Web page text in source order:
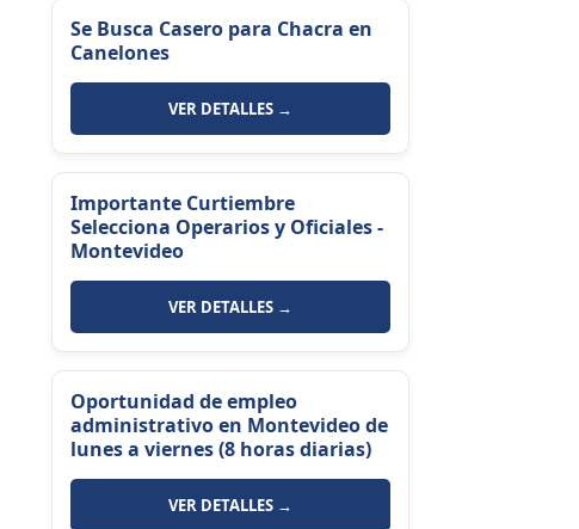
Se Busca Casero para Chacra en
Canelones
VER DETALLES →
Importante Curtiembre
Selecciona Operarios y Oficiales -
Montevideo
VER DETALLES →
Oportunidad de empleo
administrativo en Montevideo de
lunes a viernes (8 horas diarias)
VER DETALLES →